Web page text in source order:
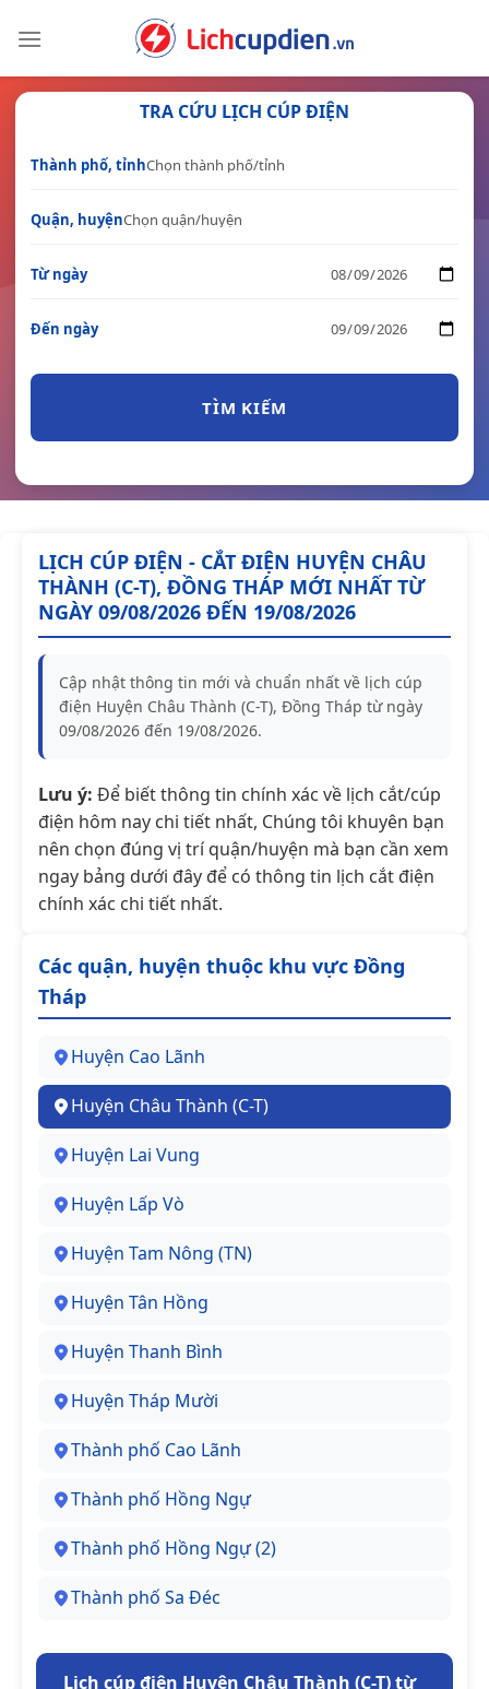
TRA CỨU LỊCH CÚP ĐIỆN
Thành phố, tỉnh
Quận, huyện
Từ ngày
Đến ngày
TÌM KIẾM
LỊCH CÚP ĐIỆN - CẮT ĐIỆN HUYỆN CHÂU
THÀNH (C-T), ĐỒNG THÁP MỚI NHẤT TỪ
NGÀY 09/08/2026 ĐẾN 19/08/2026
Cập nhật thông tin mới và chuẩn nhất về lịch cúp
điện Huyện Châu Thành (C-T), Đồng Tháp từ ngày
09/08/2026 đến 19/08/2026.
Lưu ý: Để biết thông tin chính xác về lịch cắt/cúp
điện hôm nay chi tiết nhất, Chúng tôi khuyên bạn
nên chọn đúng vị trí quận/huyện mà bạn cần xem
ngay bảng dưới đây để có thông tin lịch cắt điện
chính xác chi tiết nhất.
Các quận, huyện thuộc khu vực Đồng
Tháp
Huyện Cao Lãnh
Huyện Châu Thành (C-T)
Huyện Lai Vung
Huyện Lấp Vò
Huyện Tam Nông (TN)
Huyện Tân Hồng
Huyện Thanh Bình
Huyện Tháp Mười
Thành phố Cao Lãnh
Thành phố Hồng Ngự
Thành phố Hồng Ngự (2)
Thành phố Sa Đéc
Lịch cúp điện Huyện Châu Thành (C-T) từ